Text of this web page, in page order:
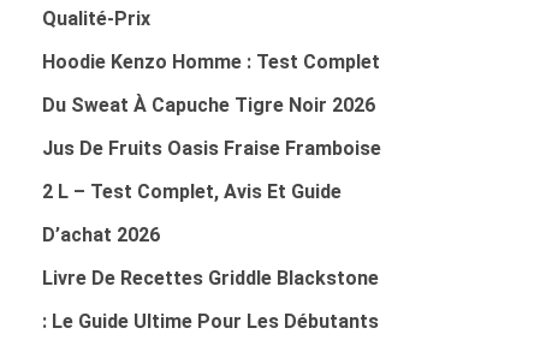
U
R
Qualité‑prix
Hoodie Kenzo Homme : Test Complet
Du Sweat À Capuche Tigre Noir 2026
Jus De Fruits Oasis Fraise Framboise
2 L – Test Complet, Avis Et Guide
D’achat 2026
Livre De Recettes Griddle Blackstone
: Le Guide Ultime Pour Les Débutants